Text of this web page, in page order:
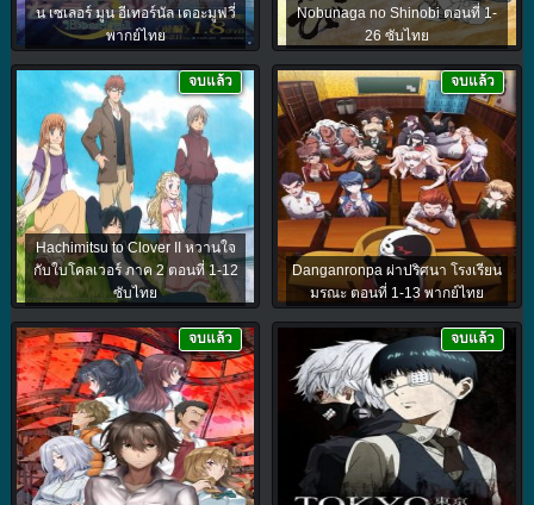
น เซเลอร์ มูน อีเทอร์นัล เดอะมูฟวี่
พากย์ไทย
Nobunaga no Shinobi ตอนที่ 1-
26 ซับไทย
Hachimitsu to Clover II หวานใจ
กับใบโคลเวอร์ ภาค 2 ตอนที่ 1-12
ซับไทย
จบแล้ว
Danganronpa ผ่าปริศนา โรงเรียน
มรณะ ตอนที่ 1-13 พากย์ไทย
จบแล้ว
จบแล้ว จบแล้ว